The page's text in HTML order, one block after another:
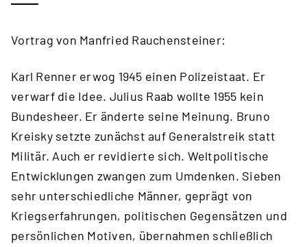
Vortrag von Manfried Rauchensteiner:
Karl Renner erwog 1945 einen Polizeistaat. Er
verwarf die Idee. Julius Raab wollte 1955 kein
Bundesheer. Er änderte seine Meinung. Bruno
Kreisky setzte zunächst auf Generalstreik statt
Militär. Auch er revidierte sich. Weltpolitische
Entwicklungen zwangen zum Umdenken. Sieben
sehr unterschiedliche Männer, geprägt von
Kriegserfahrungen, politischen Gegensätzen und
persönlichen Motiven, übernahmen schließlich